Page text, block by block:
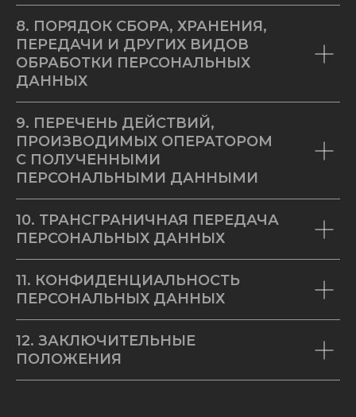
8. ПОРЯДОК СБОРА, ХРАНЕНИЯ,
ПЕРЕДАЧИ И ДРУГИХ ВИДОВ
ОБРАБОТКИ ПЕРСОНАЛЬНЫХ
ДАННЫХ
9. ПЕРЕЧЕНЬ ДЕЙСТВИЙ,
ПРОИЗВОДИМЫХ ОПЕРАТОРОМ
С ПОЛУЧЕННЫМИ
ПЕРСОНАЛЬНЫМИ ДАННЫМИ
10. ТРАНСГРАНИЧНАЯ ПЕРЕДАЧА
ПЕРСОНАЛЬНЫХ ДАННЫХ
11. КОНФИДЕНЦИАЛЬНОСТЬ
ПЕРСОНАЛЬНЫХ ДАННЫХ
12. ЗАКЛЮЧИТЕЛЬНЫЕ
ПОЛОЖЕНИЯ